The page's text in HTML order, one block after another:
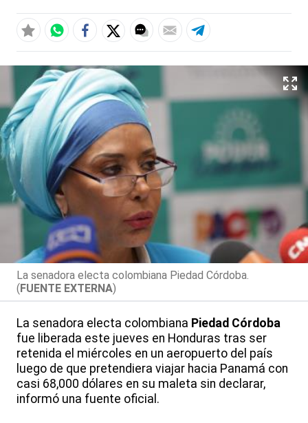
La senadora electa colombiana Piedad Córdoba.
(FUENTE EXTERNA)
La senadora electa colombiana Piedad Córdoba
fue liberada este jueves en Honduras tras ser
retenida el miércoles en un aeropuerto del país
luego de que pretendiera viajar hacia Panamá con
casi 68,000 dólares en su maleta sin declarar,
informó una fuente oficial.